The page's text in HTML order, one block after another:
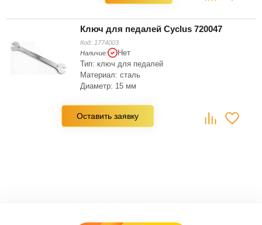
Ключ для педалей Cyclus 720047
Код: 1774003
Наличие:
Нет
Тип: ключ для педалей
Материал: сталь
Диаметр: 15 мм
Оставить заявку